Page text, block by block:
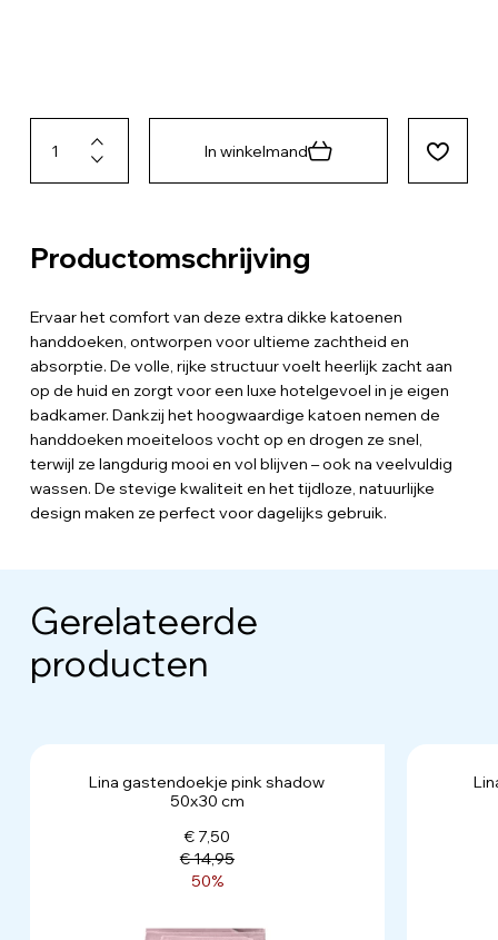
In winkelmand
Productomschrijving
Ervaar het comfort van deze extra dikke katoenen
handdoeken, ontworpen voor ultieme zachtheid en
absorptie. De volle, rijke structuur voelt heerlijk zacht aan
op de huid en zorgt voor een luxe hotelgevoel in je eigen
badkamer. Dankzij het hoogwaardige katoen nemen de
handdoeken moeiteloos vocht op en drogen ze snel,
terwijl ze langdurig mooi en vol blijven – ook na veelvuldig
wassen. De stevige kwaliteit en het tijdloze, natuurlijke
design maken ze perfect voor dagelijks gebruik.
Gerelateerde
producten
Lina gastendoekje pink shadow
50x30 cm
€ 7,50
€ 14,95
50%